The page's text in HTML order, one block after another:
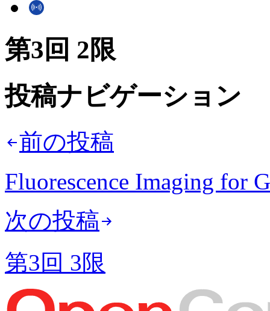
第3回 2限
投稿ナビゲーション
前の投稿
Fluorescence Imaging for
次の投稿
第3回 3限